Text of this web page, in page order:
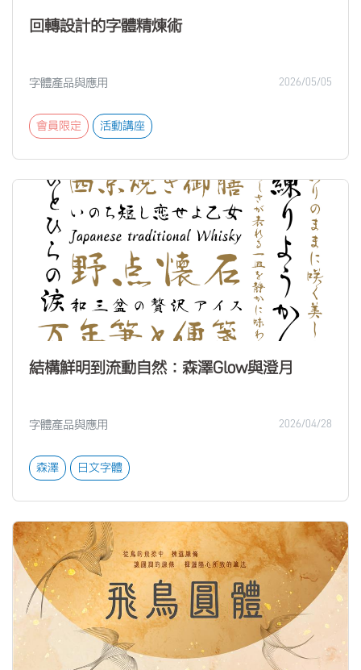
回轉設計的字體精煉術
字體產品與應用 2026/05/05
會員限定 活動講座
結構鮮明到流動自然：森澤Glow與澄月
字體產品與應用 2026/04/28
森澤 日文字體